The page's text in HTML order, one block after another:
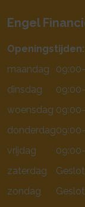
Engel
Openingstijden:
maandag
dinsdag
woensdag
donderdag
vrijdag
zaterdag
zondag